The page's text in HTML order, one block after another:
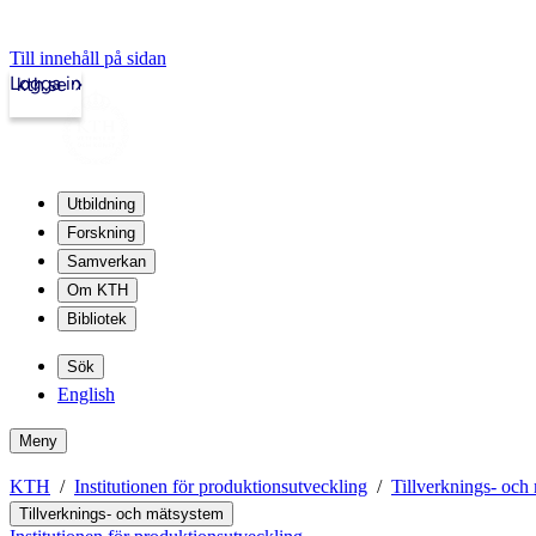
Till innehåll på sidan
kth.se
Logga in
Utbildning
Forskning
Samverkan
Om KTH
Bibliotek
Sök
English
Meny
KTH Institutionen för produktionsutveckling Tillverknings- och
Tillverknings- och mätsystem